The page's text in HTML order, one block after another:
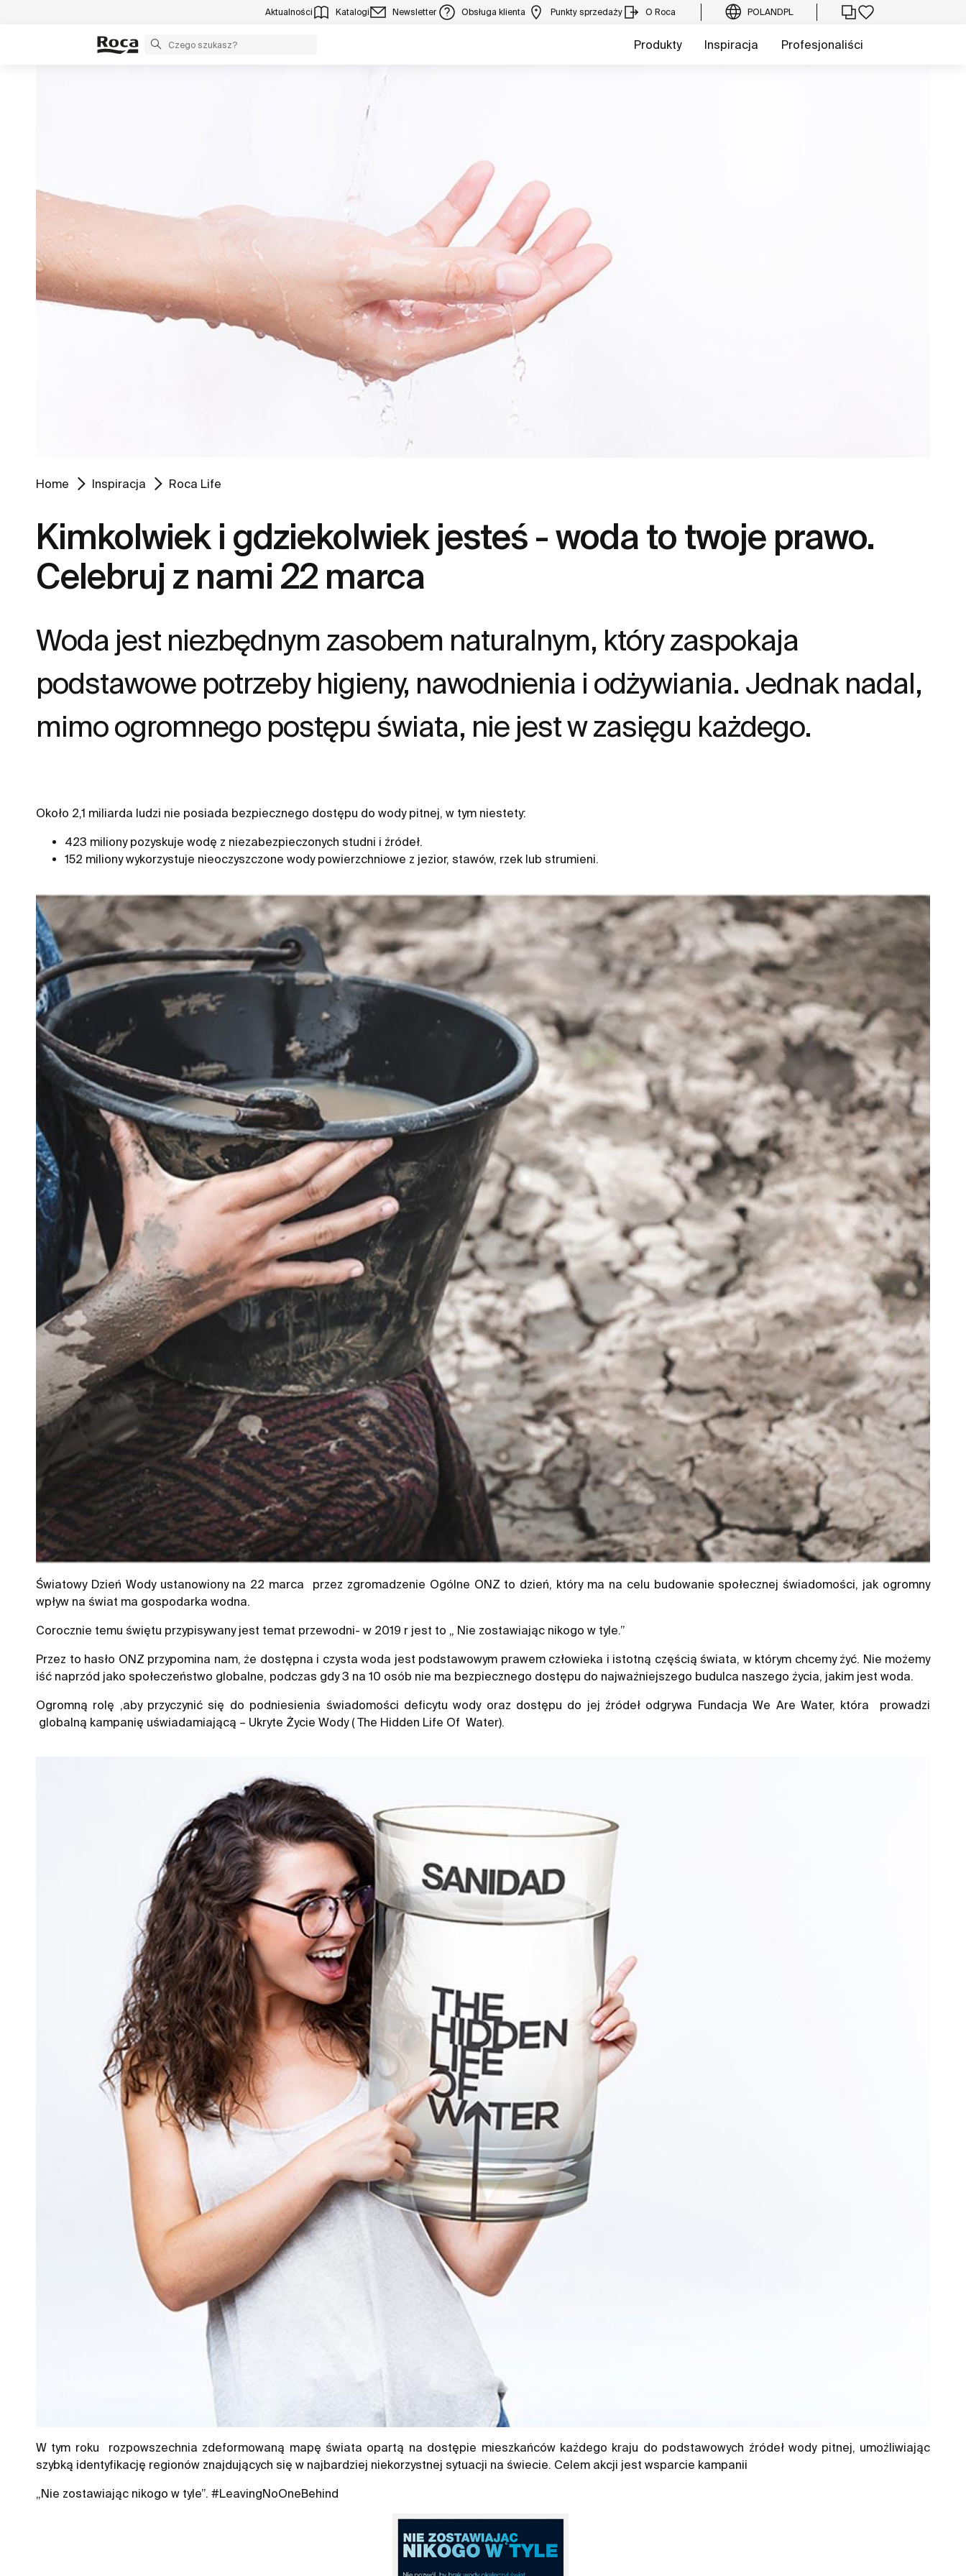
Aktualności Katalogi Newsletter Obsługa klienta Punkty sprzedaży O Roca POLANDPL
Produkty Inspiracja Profesjonaliści
Home Inspiracja Roca Life
Kimkolwiek i gdziekolwiek jesteś - woda to twoje prawo.
Celebruj z nami 22 marca
Woda jest niezbędnym zasobem naturalnym, który zaspokaja
podstawowe potrzeby higieny, nawodnienia i odżywiania. Jednak nadal,
mimo ogromnego postępu świata, nie jest w zasięgu każdego.
Około 2,1 miliarda ludzi nie posiada bezpiecznego dostępu do wody pitnej, w tym niestety:
423 miliony pozyskuje wodę z niezabezpieczonych studni i źródeł.
152 miliony wykorzystuje nieoczyszczone wody powierzchniowe z jezior, stawów, rzek lub strumieni.
Światowy Dzień Wody ustanowiony na 22 marca przez zgromadzenie Ogólne ONZ to dzień, który ma na celu budowanie społecznej świadomości, jak ogromny
wpływ na świat ma gospodarka wodna.
Corocznie temu świętu przypisywany jest temat przewodni- w 2019 r jest to „ Nie zostawiając nikogo w tyle.”
Przez to hasło ONZ przypomina nam, że dostępna i czysta woda jest podstawowym prawem człowieka i istotną częścią świata, w którym chcemy żyć. Nie możemy
iść naprzód jako społeczeństwo globalne, podczas gdy 3 na 10 osób nie ma bezpiecznego dostępu do najważniejszego budulca naszego życia, jakim jest woda.
Ogromną rolę ,aby przyczynić się do podniesienia świadomości deficytu wody oraz dostępu do jej źródeł odgrywa Fundacja We Are Water, która prowadzi
globalną kampanię uświadamiającą – Ukryte Życie Wody ( The Hidden Life Of Water).
W tym roku rozpowszechnia zdeformowaną mapę świata opartą na dostępie mieszkańców każdego kraju do podstawowych źródeł wody pitnej, umożliwiając
szybką identyfikację regionów znajdujących się w najbardziej niekorzystnej sytuacji na świecie. Celem akcji jest wsparcie kampanii
„Nie zostawiając nikogo w tyle”. #LeavingNoOneBehind